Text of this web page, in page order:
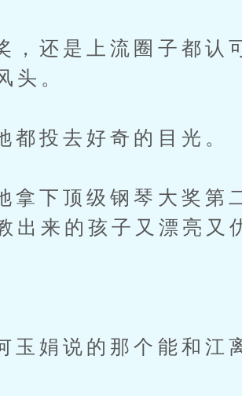
是上流圈子都认可
头。
去好奇的目光。
顶级钢琴大奖第二
出来的孩子又漂亮又
说的那个能和江离